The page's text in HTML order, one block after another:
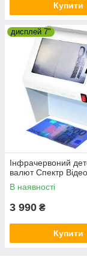
Як
спеціальним
якіснішого
Купити
дисплей 7"
Інфрачервоний
валют Спектр
В наявності
3 990 ₴
Купити